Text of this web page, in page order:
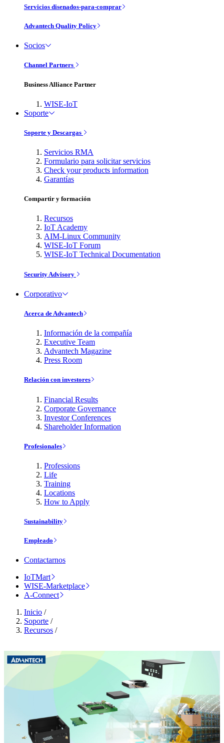
Servicios disenados-para-comprar
Advantech Quality Policy
Socios
Channel Partners
Business Alliance Partner
WISE-IoT
Soporte
Soporte y Descargas
Servicios RMA
Formulario para solicitar servicios
Check your products information
Garantías
Compartir y formación
Recursos
IoT Academy
AIM-Linux Community
WISE-IoT Forum
WISE-IoT Technical Documentation
Security Advisory
Corporativo
Acerca de Advantech
Información de la compañía
Executive Team
Advantech Magazine
Press Room
Relación con investores
Financial Results
Corporate Governance
Investor Conferences
Shareholder Information
Profesionales
Professions
Life
Training
Locations
How to Apply
Sustainability
Empleado
Contactarnos
IoTMart
WISE-Marketplace
A-Connect
Inicio /
Soporte /
Recursos /